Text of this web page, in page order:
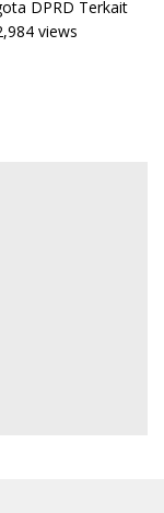
DPRD Terkait
views